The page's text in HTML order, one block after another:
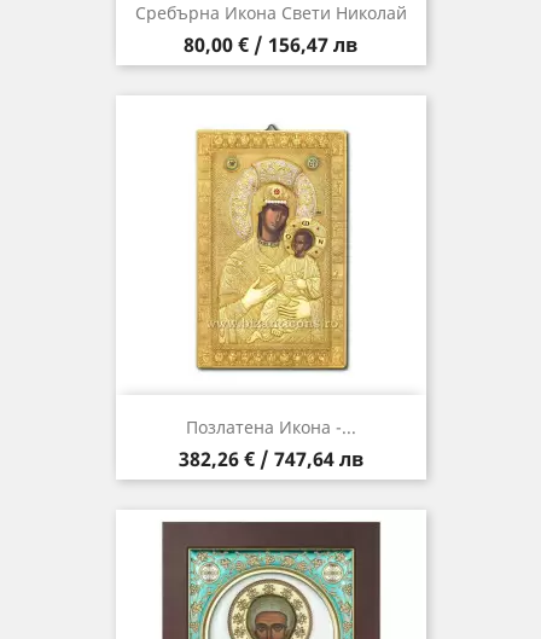
Сребърна Икона Свети Николай
Цена
80,00 € / 156,47 лв
Позлатена Икона -...
Цена
382,26 € / 747,64 лв